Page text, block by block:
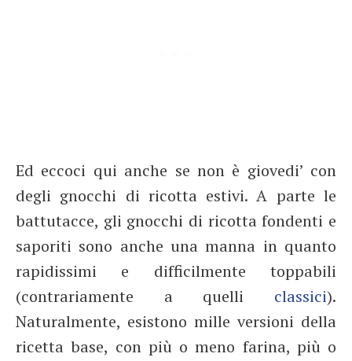
Ed eccoci qui anche se non è giovedi’ con
degli gnocchi di ricotta estivi. A parte le
battutacce, gli gnocchi di ricotta fondenti e
saporiti sono anche una manna in quanto
rapidissimi e difficilmente toppabili
(contrariamente a quelli classici).
Naturalmente, esistono mille versioni della
ricetta base, con più o meno farina, più o